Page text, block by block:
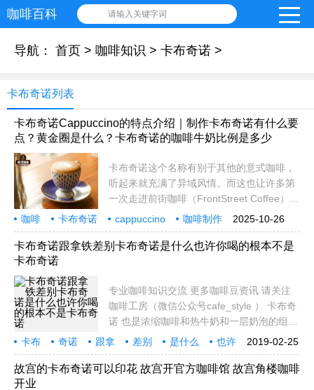
咖啡百科 请输入关键字词
导航： 首页 > 咖啡知识 > 卡布奇诺 >
卡布奇诺列表
卡布奇诺Cappuccino的特点介绍｜制作卡布奇诺有什么要
点？黄金圈是什么？卡布奇诺的咖啡牛奶比例是多少
卡布奇诺这个名称有别于其他的意式咖啡，
听起来就充满了异域风情。而这也让许多第
一次走进前街咖啡（FrontStreet Coffee）的
朋友，在面对琳琅满目的菜单时，常常会被
这个名字吸引而优先选择卡布奇
2025-10-26
咖啡 卡布奇诺 cappuccino
咖啡制作
牛奶咖啡
黄金圈 意式咖啡教程
咖啡推荐
咖啡品类
牛奶咖啡比例
卡布奇诺跟拿铁差别卡布奇诺是什么也许你喝的根本不是
卡布奇诺
专业咖啡知识交流 更多咖啡豆资讯 请关注
咖啡工房（微信公众号cafe_style ） 卡布奇
诺 也是浓缩咖啡和热牛奶和一层奶泡的组
合，和拿铁的差别是牛奶的比例，一般来说
约浓缩咖啡、鲜奶和奶泡的比例约为1:1:1，
口感会以咖啡风味为主，而牛奶和奶泡让入
2019-02-25
卡布 奇诺 跟拿 差别 是什么
也许
你喝
根本 不是 专业
故宫的卡布奇诺可以印花 故宫开官方咖啡馆 故宫角楼咖啡
开业